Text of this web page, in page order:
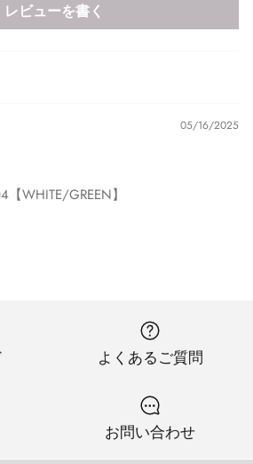
レビューを書く
05/16/2025
【WHITE/GREEN】
よくあるご質問
お問い合わせ